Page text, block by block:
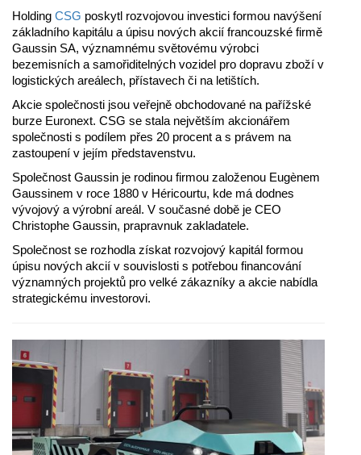
Holding CSG poskytl rozvojovou investici formou navýšení
základního kapitálu a úpisu nových akcií francouzské firmě
Gaussin SA, významnému světovému výrobci
bezemisních a samořiditelných vozidel pro dopravu zboží v
logistických areálech, přístavech či na letištích.
Akcie společnosti jsou veřejně obchodované na pařížské
burze Euronext. CSG se stala největším akcionářem
společnosti s podílem přes 20 procent a s právem na
zastoupení v jejím představenstvu.
Společnost Gaussin je rodinou firmou založenou Eugènem
Gaussinem v roce 1880 v Héricourtu, kde má dodnes
vývojový a výrobní areál. V současné době je CEO
Christophe Gaussin, prapravnuk zakladatele.
Společnost se rozhodla získat rozvojový kapitál formou
úpisu nových akcií v souvislosti s potřebou financování
významných projektů pro velké zákazníky a akcie nabídla
strategickému investorovi.